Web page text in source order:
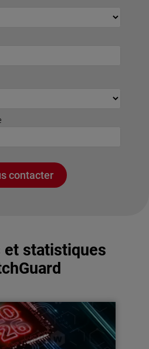
contacter
et statistiques